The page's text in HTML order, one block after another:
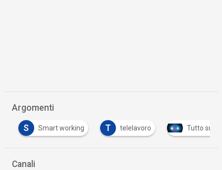
Argomenti
S Smart working T telelavoro Tutto su
Canali